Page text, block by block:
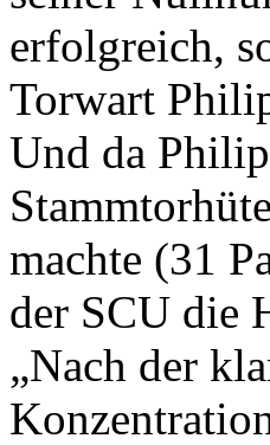
erfolgreich,
Torwart
Und da
machte (31
der SCU die
„Nach der